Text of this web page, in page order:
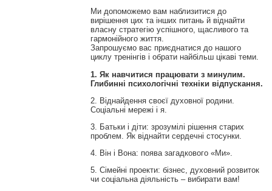
Ми допоможемо вам наблизитися до
вирішення цих та інших питань й віднайти
власну стратегію успішного, щасливого та
гармонійного життя.
Запрошуємо вас приєднатися до нашого
циклу тренінгів і обрати найбільш цікаві теми.
1. Як навчитися працювати з минулим.
Глибинні психологічні техніки відпускання.
2. Віднайдення своєї духовної родини.
Соціальні мережі і я.
3. Батьки і діти: зрозумілі рішення старих
проблем. Як віднайти сердечні стосунки.
4. Він і Вона: поява загадкового «Ми».
5. Сімейні проекти: бізнес, духовний розвиток
чи соціальна діяльність – вибирати вам!